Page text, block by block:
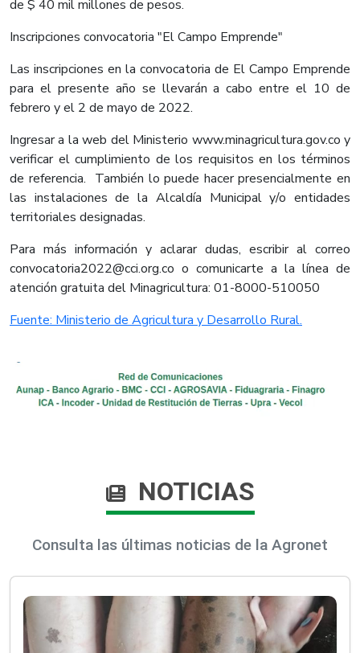
de $ 40 mil millones de pesos.
Inscripciones convocatoria "El Campo Emprende"
Las inscripciones en la convocatoria de El Campo Emprende
para el presente año se llevarán a cabo entre el 10 de
febrero y el 2 de mayo de 2022.
Ingresar a la web del Ministerio www.minagricultura.gov.co y
verificar el cumplimiento de los requisitos en los términos
de referencia. También lo puede hacer presencialmente en
las instalaciones de la Alcaldía Municipal y/o entidades
territoriales designadas.
Para más información y aclarar dudas, escribir al correo
convocatoria2022@cci.org.co o comunicarte a la línea de
atención gratuita del Minagricultura: 01-8000-510050​
Fuente: Ministerio de Agricultura y Desarrollo Rural.​
NOTICIAS
Consulta las últimas noticias de la Agronet